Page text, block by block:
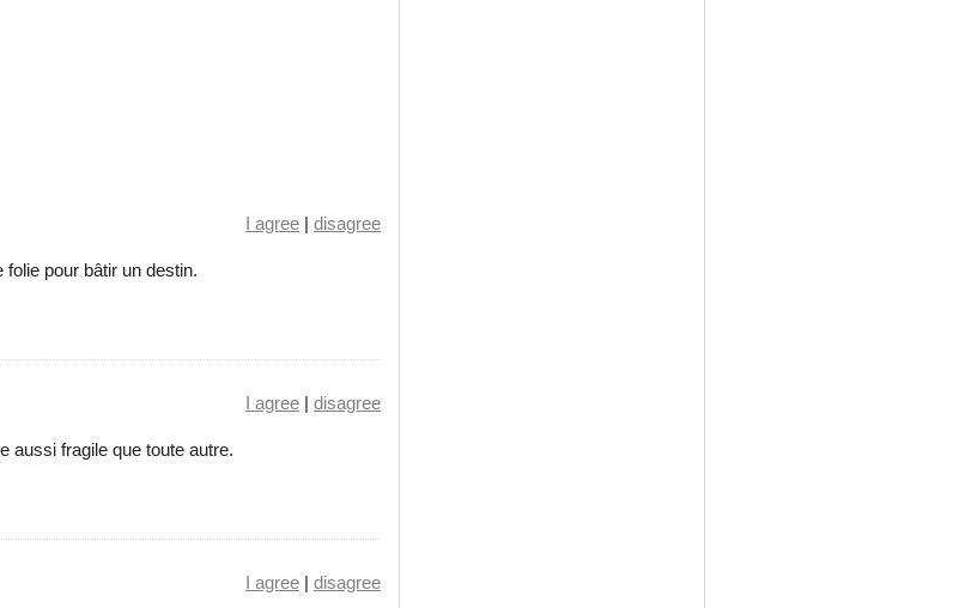
I agree | disagree
pour bâtir un destin.
I agree | disagree
aussi fragile que toute autre.
I agree | disagree